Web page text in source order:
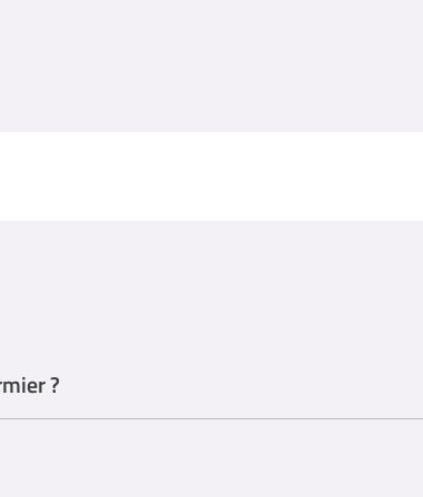
?
déclin cognitif ou à des problèmes émotionnels tels